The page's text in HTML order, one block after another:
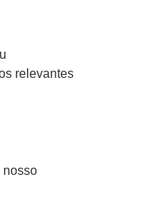
relevantes
nosso